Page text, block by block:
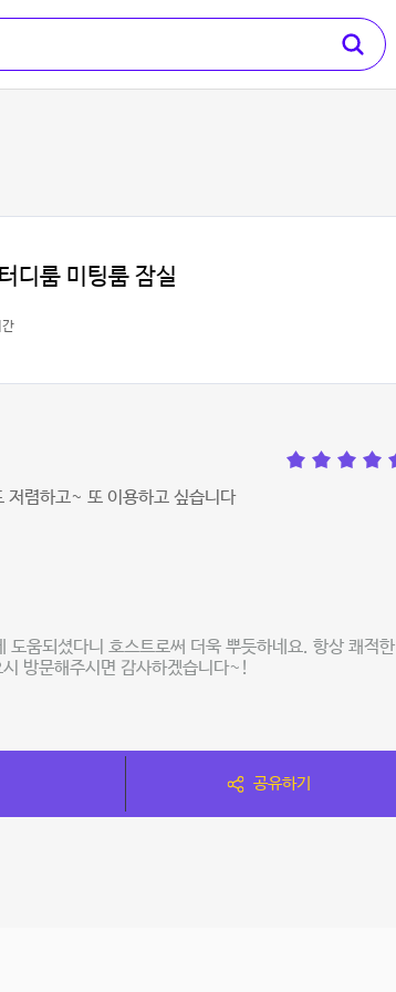
디룸 미팅룸 잠실
저렴하고~ 또 이용하고 싶습니다
움되셨다니 호스트로써 더욱 뿌듯하네요. 항상 쾌적한
방문해주시면 감사하겠습니다~!
공유하기